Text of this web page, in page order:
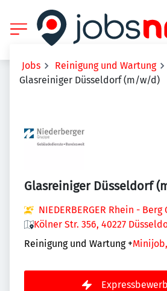
Jobs
Reinigung und Wartung
Glasreiniger Düsseldorf (m/w/d)
Glasreiniger Düsseldorf
NIEDERBERGER Rhein - Berg
Kölner Str. 356, 40227
Reinigung und Wartung +